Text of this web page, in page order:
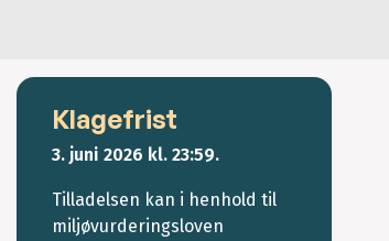
Klagefrist
3. juni 2026 kl. 23:59.
Tilladelsen kan i henhold til
miljøvurderingsloven